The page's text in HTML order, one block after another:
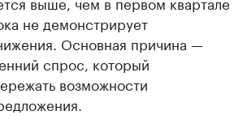
не демонстрирует
Основная причина —
спрос, который
возможности